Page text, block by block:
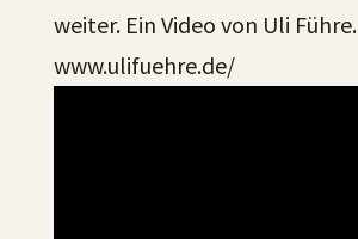
weiter. Ein Video von Uli Führe.
www.ulifuehre.de/